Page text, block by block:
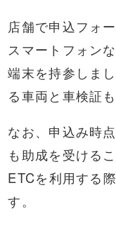
店舗で申込フォ
スマートフォン
端末を持参しま
る車両と車検証も
なお、申込み時
も助成を受ける
ETCを利用する
す。